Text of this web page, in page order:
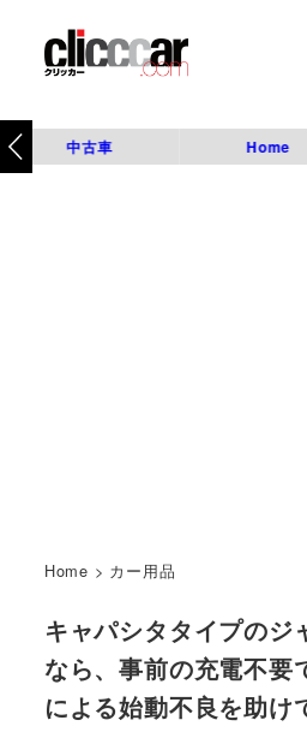
中古車 Home
Home > カー用品
キャパシタタイプのジ
なら、事前の充電不要
による始動不良を助け